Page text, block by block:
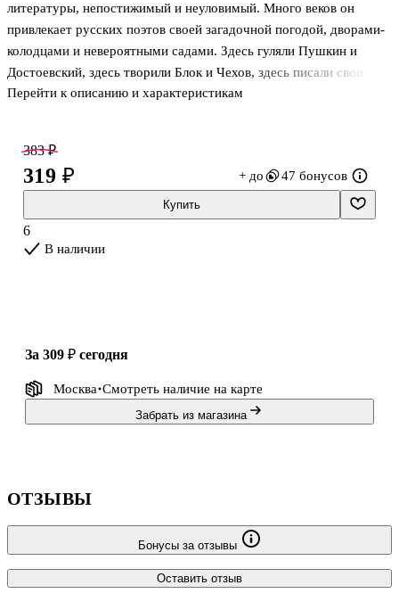
литературы, непостижимый и неуловимый. Много веков он
привлекает русских поэтов своей загадочной погодой, дворами-
колодцами и невероятными садами. Здесь гуляли Пушкин и
Достоевский, здесь творили Блок и Чехов, здесь писали свои
произведения Некрасов и Белый. Невозможно не думать об
В сборник «Петербург, все мысли о тебе! Великие писатели о
самом красивом городе России» вошли лучшие стихотворения,
цитаты и высказывания русских писателей о северной столице —
классиков из школьной программы и других уважаемых
литераторов. Откройте д
Перейти к описанию и характеристикам
383 ₽
319 ₽ + до 47 бонусов
Купить
6
В наличии
за 309 ₽ сегодня
Москва Смотреть наличие на карте
Забрать из магазина
ОТЗЫВЫ
Бонусы за отзывы
Оставить отзыв